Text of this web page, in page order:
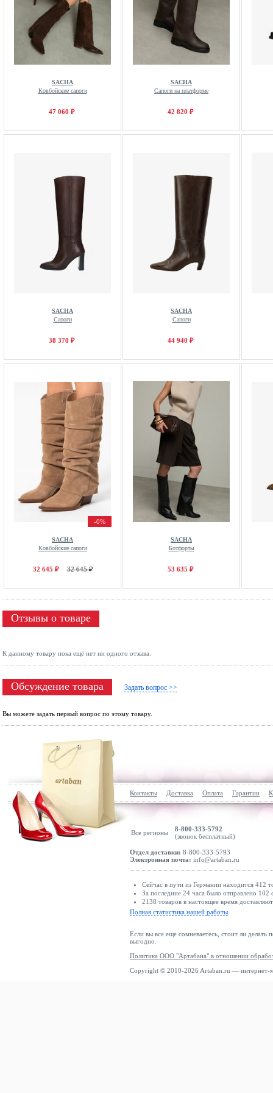
SACHA
Ковбойские сапоги
47 060 ₽
SACHA
Сапоги на платформе
42 820 ₽
SACHA
Сапоги
38 370 ₽
SACHA
Сапоги
44 940 ₽
-0%
SACHA
Ковбойские сапоги
32 645 ₽ 32 645 ₽
SACHA
Ботфорты
53 635 ₽
Отзывы о товаре
К данному товару пока ещё нет ни одного отзыва.
Обсуждение товара Задать вопрос >>
Вы можете задать первый вопрос по этому товару.
Контакты Доставка Оплата Гарантии
Все регионы
8-800-333-5792
(звонок бесплатный)
Отдел доставки: 8-800-333-5793
Электронная почта: info@artaban.ru
Сейчас в пути из Германии находится 412
За последние 24 часа было отправлено
2138 товаров в настоящее время
Полная статистика нашей работы
Если вы все еще сомневаетесь, стоит ли делать
выгодно.
Политика ООО "Артабана" в отношении
Copyright © 2010-2026 Artaban.ru — интернет-